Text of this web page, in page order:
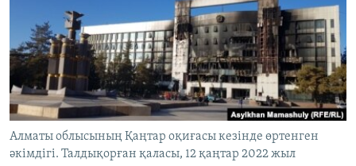
ЖАЗЫЛЫҢЫЗ
Басқа тілдерде
Алматы облысының Қаңтар оқиғасы кезінде өртенген
әкімдігі. Талдықорған қаласы, 12 қаңтар 2022 жыл